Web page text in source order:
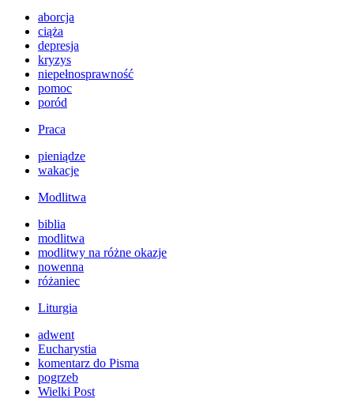
aborcja
ciąża
depresja
kryzys
niepełnosprawność
pomoc
poród
Praca
pieniądze
wakacje
Modlitwa
biblia
modlitwa
modlitwy na różne okazje
nowenna
różaniec
Liturgia
adwent
Eucharystia
komentarz do Pisma
pogrzeb
Wielki Post